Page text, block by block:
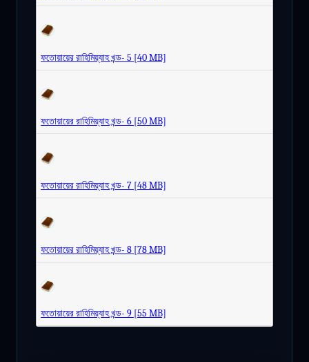
ফতোয়ায়ের রাহিমিয়্যাহ খন্ড- 5 [40 MB]
ফতোয়ায়ের রাহিমিয়্যাহ খন্ড- 6 [50 MB]
ফতোয়ায়ের রাহিমিয়্যাহ খন্ড- 7 [48 MB]
ফতোয়ায়ের রাহিমিয়্যাহ খন্ড- 8 [78 MB]
ফতোয়ায়ের রাহিমিয়্যাহ খন্ড- 9 [55 MB]